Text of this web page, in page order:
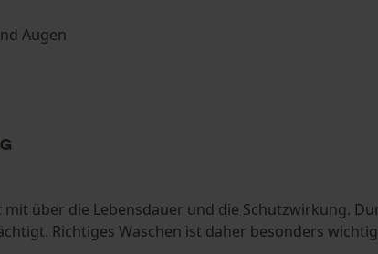
Augen
über die Lebensdauer und die Schutzwirkung.
Richtiges Waschen ist daher besonders